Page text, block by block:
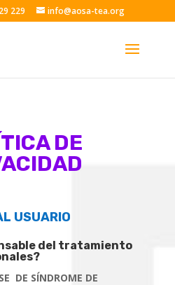
229 info@aosa-tea.org
DE
USUARIO
del tratamiento
DE SÍNDROME DE